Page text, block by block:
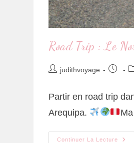
Road Trip : Le
judithvoyage
Partir en road trip
Arequipa.
Continuer La Lecture